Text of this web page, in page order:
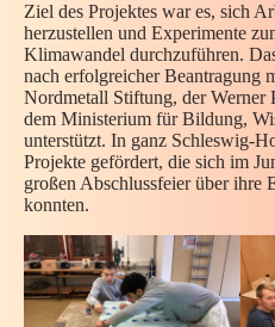
Ziel des Projektes war es, sich
herzustellen und Experimente
Klimawandel durchzuführen.
nach erfolgreicher Beantragung
Nordmetall Stiftung, der Werner
dem Ministerium für Bildung,
unterstützt. In ganz Schleswig-
Projekte gefördert, die sich im
großen Abschlussfeier über ihre
konnten.